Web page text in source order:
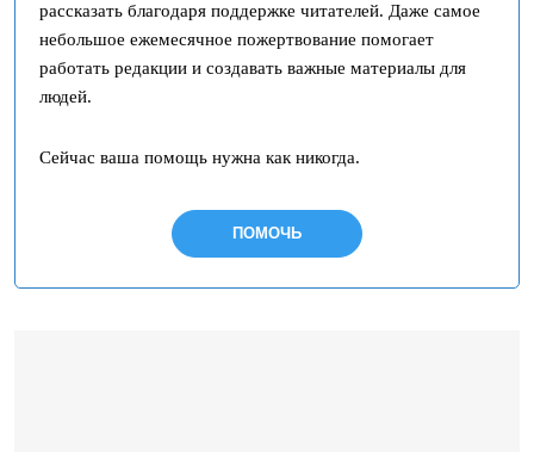
рассказать благодаря поддержке читателей. Даже самое
небольшое ежемесячное пожертвование помогает
работать редакции и создавать важные материалы для
людей.
Сейчас ваша помощь нужна как никогда.
ПОМОЧЬ